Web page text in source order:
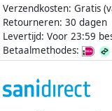
Verzendkosten: Gratis
Retourneren: 30 dagen
Levertijd: Voor 23:59
Betaalmethodes: